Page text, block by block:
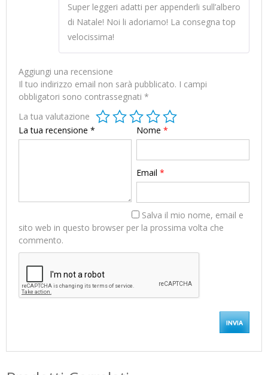
Super leggeri adatti per appenderli sull’albero
di Natale! Noi li adoriamo! La consegna top
velocissima!
Aggiungi una recensione
Il tuo indirizzo email non sarà pubblicato. I campi
obbligatori sono contrassegnati *
La tua valutazione
La tua recensione * Nome *
Email *
Salva il mio nome, email e
sito web in questo browser per la prossima volta che
commento.